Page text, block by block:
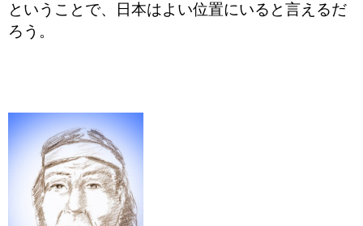
ということで、日本はよい位置にいると言えるだ
ろう。